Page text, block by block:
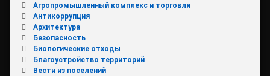
Агропромышленный комплекс и торговля
Антикоррупция
Архитектура
Безопасность
Биологические отходы
Благоустройство территорий
Вести из поселений